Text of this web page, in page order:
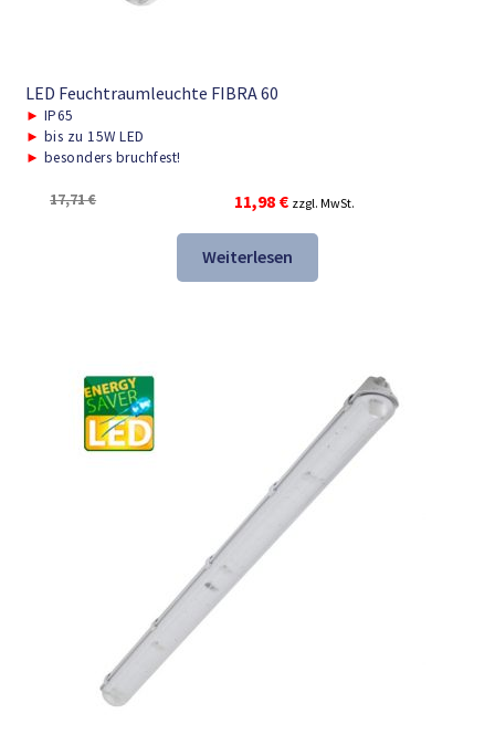
LED Feuchtraumleuchte FIBRA 60
► IP65
► bis zu 15W LED
► besonders bruchfest!
17,71€
Ursprünglicher
war:
17,71 €
11,98 €Aktueller
ist:
11,98 €.
zzgl. MwSt.
Weiterlesen